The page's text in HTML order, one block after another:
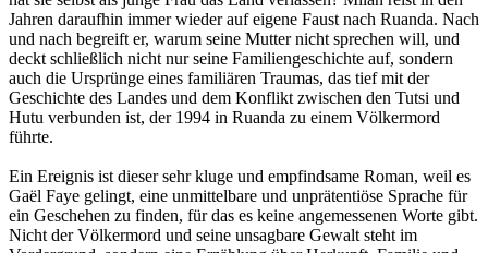
Jahren daraufhin immer wieder auf eigene Faust nach Ruanda. Nach
und nach begreift er, warum seine Mutter nicht sprechen will, und
deckt schließlich nicht nur seine Familiengeschichte auf, sondern
auch die Ursprünge eines familiären Traumas, das tief mit der
Geschichte des Landes und dem Konflikt zwischen den Tutsi und
Hutu verbunden ist, der 1994 in Ruanda zu einem Völkermord
führte.
Ein Ereignis ist dieser sehr kluge und empfindsame Roman, weil es
Gaël Faye gelingt, eine unmittelbare und unprätentiöse Sprache für
ein Geschehen zu finden, für das es keine angemessenen Worte gibt.
Nicht der Völkermord und seine unsagbare Gewalt steht im